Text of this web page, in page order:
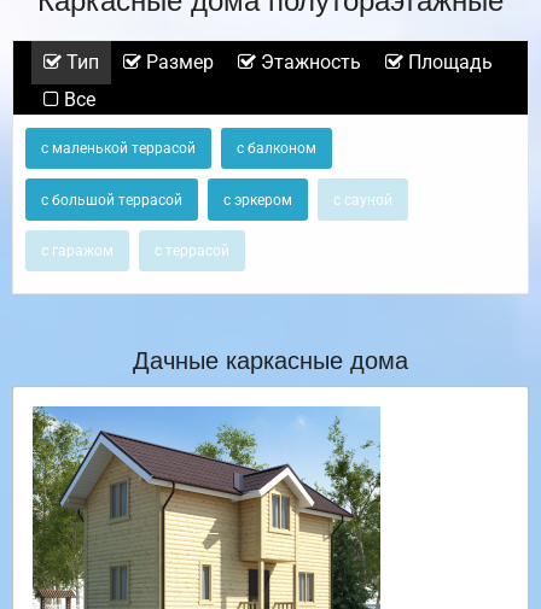
Тип Размер Этажность
Площадь
Все
с маленькой террасой с балконом
с большой террасой с эркером с сауной
с гаражом с террасой
Дачные каркасные дома